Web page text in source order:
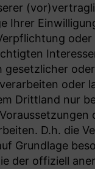
Ihrer
oder
gesetzlicher
oder
Drittland nur
D.h. die
Grundlage
der offiziell